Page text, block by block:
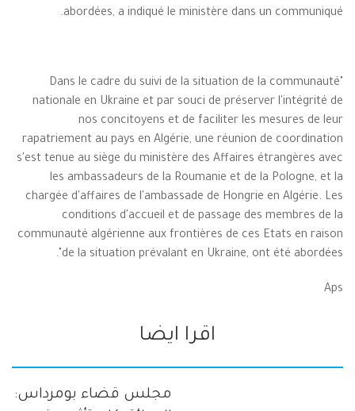
abordées, a indiqué le ministère dans un communiqué.
"Dans le cadre du suivi de la situation de la communauté
nationale en Ukraine et par souci de préserver l'intégrité de
nos concitoyens et de faciliter les mesures de leur
rapatriement au pays en Algérie, une réunion de coordination
s'est tenue au siège du ministère des Affaires étrangères avec
les ambassadeurs de la Roumanie et de la Pologne, et la
chargée d'affaires de l'ambassade de Hongrie en Algérie. Les
conditions d'accueil et de passage des membres de la
communauté algérienne aux frontières de ces Etats en raison
de la situation prévalant en Ukraine, ont été abordées".
Aps
اقرا ايضا
مجلس قضاء بومرداس: